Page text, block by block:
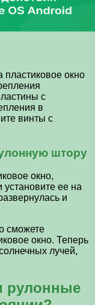
окно
с
в
винты с
штору
окно,
установите ее на
и
сможете
окно. Теперь
лучей,
рулонные